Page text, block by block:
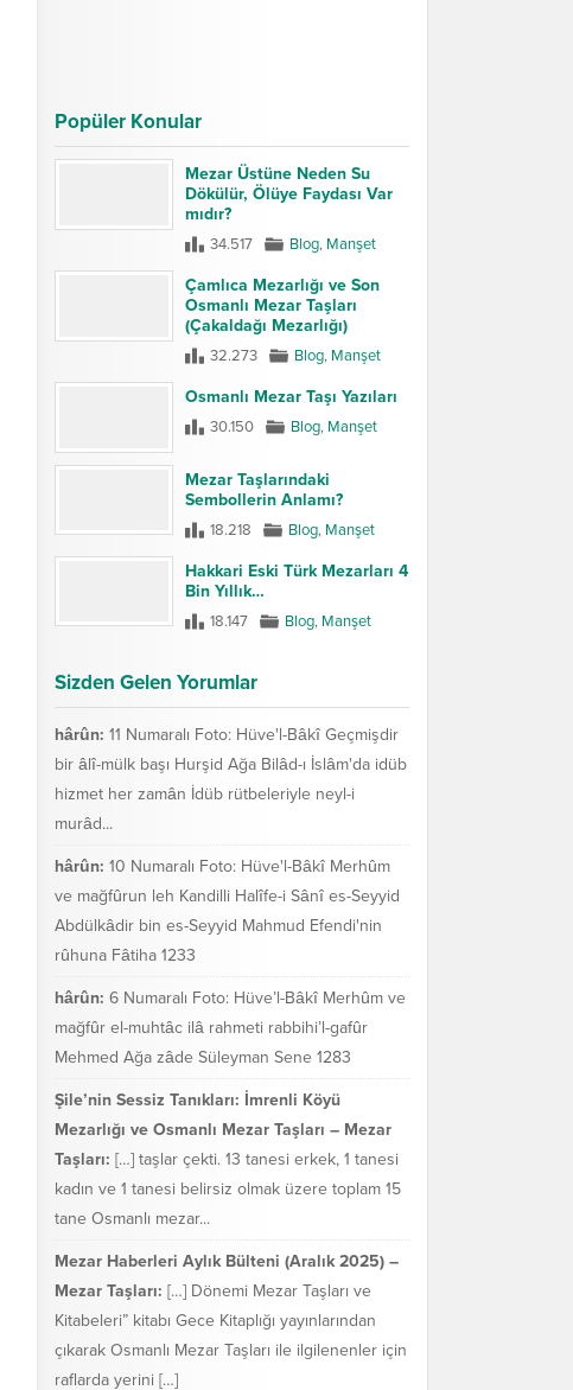
Popüler Konular
Mezar Üstüne Neden Su
Dökülür, Ölüye Faydası Var
mıdır?
34.517 Blog, Manşet
Çamlıca Mezarlığı ve Son
Osmanlı Mezar Taşları
(Çakaldağı Mezarlığı)
32.273 Blog, Manşet
Osmanlı Mezar Taşı Yazıları
30.150 Blog, Manşet
Mezar Taşlarındaki
Sembollerin Anlamı?
18.218 Blog, Manşet
Hakkari Eski Türk Mezarları 4
Bin Yıllık…
18.147 Blog, Manşet
Sizden Gelen Yorumlar
hârûn: 11 Numaralı Foto: Hüve'l-Bâkî Geçmişdir
bir âlî-mülk başı Hurşid Ağa Bilâd-ı İslâm'da idüb
hizmet her zamân İdüb rütbeleriyle neyl-i
murâd...
hârûn: 10 Numaralı Foto: Hüve'l-Bâkî Merhûm
ve mağfûrun leh Kandilli Halîfe-i Sânî es-Seyyid
Abdülkâdir bin es-Seyyid Mahmud Efendi'nin
rûhuna Fâtiha 1233
hârûn: 6 Numaralı Foto: Hüve’l-Bâkî Merhûm ve
mağfûr el-muhtâc ilâ rahmeti rabbihi’l-gafûr
Mehmed Ağa zâde Süleyman Sene 1283
Şile’nin Sessiz Tanıkları: İmrenli Köyü
Mezarlığı ve Osmanlı Mezar Taşları – Mezar
Taşları: […] taşlar çekti. 13 tanesi erkek, 1 tanesi
kadın ve 1 tanesi belirsiz olmak üzere toplam 15
tane Osmanlı mezar...
Mezar Haberleri Aylık Bülteni (Aralık 2025) –
Mezar Taşları: […] Dönemi Mezar Taşları ve
Kitabeleri” kitabı Gece Kitaplığı yayınlarından
çıkarak Osmanlı Mezar Taşları ile ilgilenenler için
raflarda yerini […]